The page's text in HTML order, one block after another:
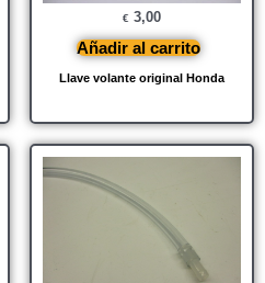
Llave volante original Honda
€ 3,00
Añadir al carrito